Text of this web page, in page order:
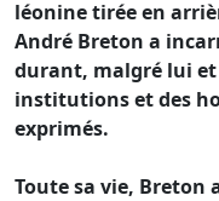
léonine tirée en
André Breton a
durant, malgré lui
institutions et des
exprimés.
Toute sa vie, Breton